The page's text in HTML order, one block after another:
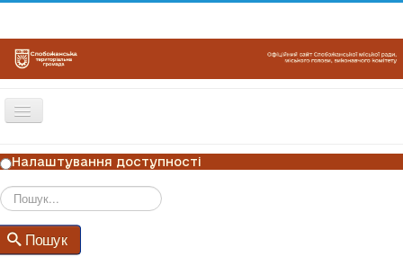
Перемикач
ГОЛОВНА
НОВИНИ
ОГОЛОШЕННЯ
ГРАФІКИ ПРИЙОМУ
Налаштування доступності
Пошук